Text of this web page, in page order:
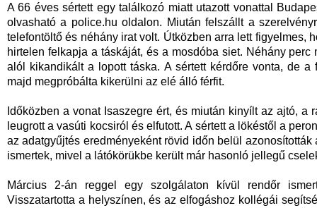
A 66 éves sértett egy találkozó miatt utazott vonattal
olvasható a police.hu oldalon. Miután felszállt a
telefontöltő és néhány irat volt. Útközben arra lett figyelmes,
hirtelen felkapja a táskáját, és a mosdóba siet. Néhány
alól kikandikált a lopott táska. A sértett kérdőre vonta, de
majd megpróbálta kikerülni az elé álló férfit.
Időközben a vonat Isaszegre ért, és miután kinyílt az ajtó,
leugrott a vasúti kocsiról és elfutott. A sértett a lökéstől a
az adatgyűjtés eredményeként rövid időn belül
ismertek, mivel a látókörükbe került már hasonló jellegű
Március 2-án reggel egy szolgálaton kívül rendőr
Visszatartotta a helyszínen, és az elfogáshoz kollégái